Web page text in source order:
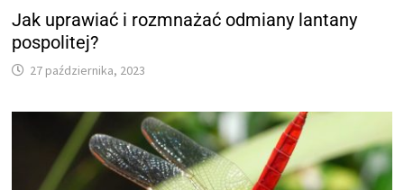
Jak uprawiać i rozmnażać odmiany lantany
pospolitej?
27 października, 2023